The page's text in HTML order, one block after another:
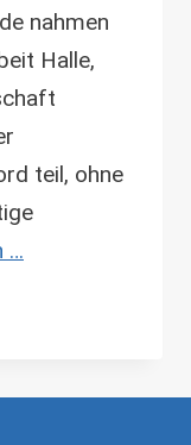
nahmen
Halle,
teil, ohne
…